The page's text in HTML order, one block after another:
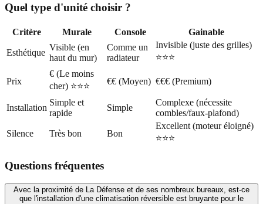
Quel type d'unité choisir ?
Critère Murale Console Gainable
Esthétique
Visible (en
haut du mur)
Comme un
radiateur
Invisible (juste des grilles)
⭐⭐⭐
Prix
€ (Le moins
cher) ⭐⭐⭐
€€ (Moyen) €€€ (Premium)
Installation
Simple et
rapide
Simple
Complexe (nécessite
combles/faux-plafond)
Silence Très bon Bon
Excellent (moteur éloigné)
⭐⭐⭐
Questions fréquentes
Avec la proximité de La Défense et de ses nombreux bureaux, est-ce
que l'installation d'une climatisation réversible est bruyante pour le